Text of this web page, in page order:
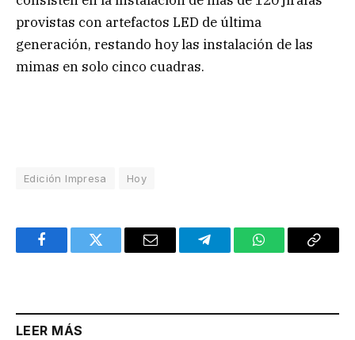
provistas con artefactos LED de última
generación, restando hoy las instalación de las
mimas en solo cinco cuadras.
Edición Impresa Hoy
FacebookTwitter Email TelegramWhatsAppCopy
LEER MÁS